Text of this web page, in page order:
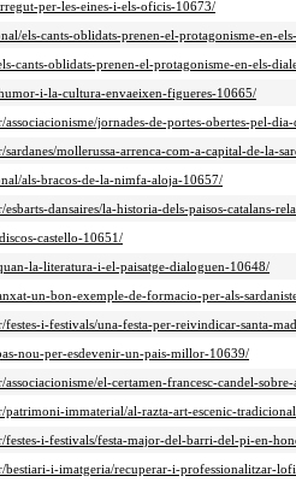
per-les-eines-i-els-oficis-10673/
els-cants-oblidats-prenen-el-protagonisme-en-
cants-oblidats-prenen-el-protagonisme-en-els-
i-la-cultura-envaeixen-figueres-10665/
jornades-de-portes-obertes-pel-
mollerussa-arrenca-com-a-capital-de-la-
als-bracos-de-la-nimfa-aloja-10657/
dansaires/la-historia-dels-paisos-catalans-
castello-10651/
la-literatura-i-el-paisatge-dialoguen-10648/
un-bon-exemple-de-formacio-per-als-
i-festivals/una-festa-per-reivindicar-santa-
nou-per-esdevenir-un-pais-millor-10639/
el-certamen-francesc-candel-
immaterial/al-razta-art-escenic-
i-festivals/festa-major-del-barri-del-pi-en-
i-imatgeria/recuperar-i-professionalitzar-